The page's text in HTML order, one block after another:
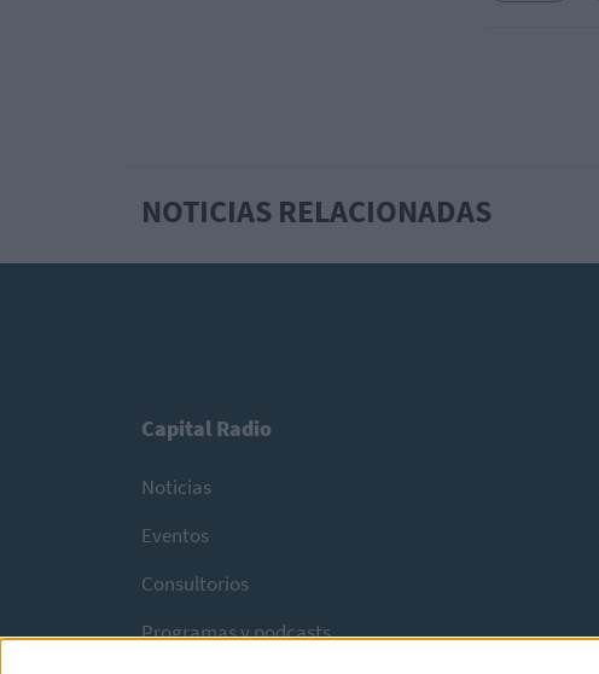
NOTICIAS RELACIONADAS
Capital Radio
Noticias
Eventos
Consultorios
Programas y podcasts